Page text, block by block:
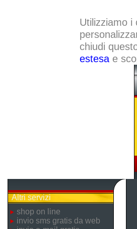
Utilizziamo i
chiudi
estesae
Altri servizi
shop on line
invio sms gratis da web